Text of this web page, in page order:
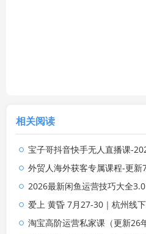
相关阅读
宝子哥抖音快手无人直播课-2026年8月5更新｜从基础搭
外贸人海外获客专属课程-更新7月，讲解社媒账号运营
2026最新闲鱼运营技巧大全3.0；从零基础到月
爱上 黄昏 7月27-30｜杭州线下无界特训营｜淘宝天猫
淘宝高阶运营私家课（更新26年）：选品、爆款